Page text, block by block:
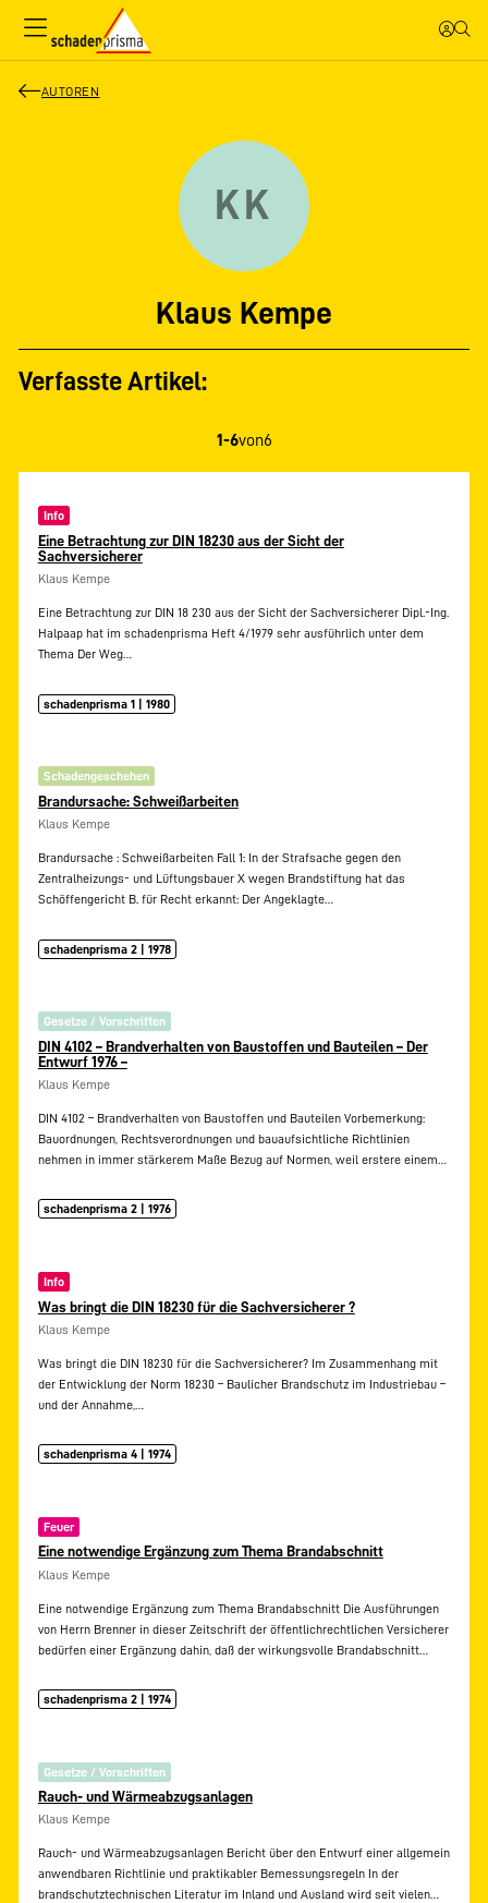
AUTOREN
KK
Klaus Kempe
Verfasste Artikel:
1-6von6
Info
Eine Betrachtung zur DIN 18230 aus der Sicht der
Sachversicherer
Klaus Kempe
Eine Betrachtung zur DIN 18 230 aus der Sicht der Sachversicherer Dipl.-Ing.
Halpaap hat im schadenprisma Heft 4/1979 sehr ausführlich unter dem
Thema Der Weg…
schadenprisma 1 | 1980
Schadengeschehen
Brandursache: Schweißarbeiten
Klaus Kempe
Brandursache : Schweißarbeiten Fall 1: In der Strafsache gegen den
Zentralheizungs- und Lüftungsbauer X wegen Brandstiftung hat das
Schöffengericht B. für Recht erkannt: Der Angeklagte…
schadenprisma 2 | 1978
Gesetze / Vorschriften
DIN 4102 – Brandverhalten von Baustoffen und Bauteilen – Der
Entwurf 1976 –
Klaus Kempe
DIN 4102 – Brandverhalten von Baustoffen und Bauteilen Vorbemerkung:
Bauordnungen, Rechtsverordnungen und bauaufsichtliche Richtlinien
nehmen in immer stärkerem Maße Bezug auf Normen, weil erstere einem…
schadenprisma 2 | 1976
Info
Was bringt die DIN 18230 für die Sachversicherer ?
Klaus Kempe
Was bringt die DIN 18230 für die Sachversicherer? Im Zusammenhang mit
der Entwicklung der Norm 18230 – Baulicher Brandschutz im Industriebau –
und der Annahme,…
schadenprisma 4 | 1974
Feuer
Eine notwendige Ergänzung zum Thema Brandabschnitt
Klaus Kempe
Eine notwendige Ergänzung zum Thema Brandabschnitt Die Ausführungen
von Herrn Brenner in dieser Zeitschrift der öffentlichrechtlichen Versicherer
bedürfen einer Ergänzung dahin, daß der wirkungsvolle Brandabschnitt…
schadenprisma 2 | 1974
Gesetze / Vorschriften
Rauch- und Wärmeabzugsanlagen
Klaus Kempe
Rauch- und Wärmeabzugsanlagen Bericht über den Entwurf einer allgemein
anwendbaren Richtlinie und praktikabler Bemessungsregeln In der
brandschutztechnischen Literatur im Inland und Ausland wird seit vielen…